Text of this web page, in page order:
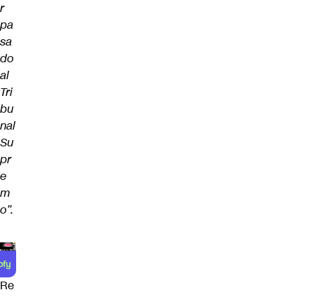
r
pa
sa
do
al
Tri
bu
nal
Su
pr
e
m
o”.
Re